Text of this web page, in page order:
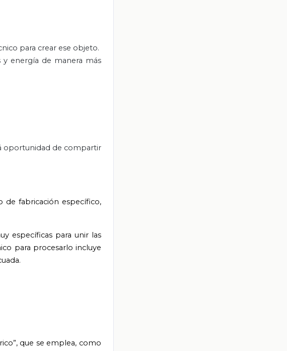
para crear ese objeto.
y energía de manera más
oportunidad de compartir
de fabricación específico,
específicas para unir las
para procesarlo incluye
que se emplea, como